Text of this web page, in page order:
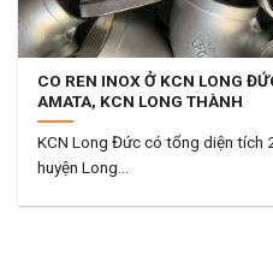
CO REN INOX Ở KCN LONG
AMATA, KCN LONG THÀNH
KCN Long Đức có tổng diện tích
huyện Long...